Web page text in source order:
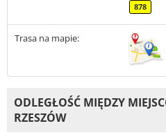
878
Trasa na mapie:
ODLEGŁOŚĆ MIĘDZY
RZESZÓW